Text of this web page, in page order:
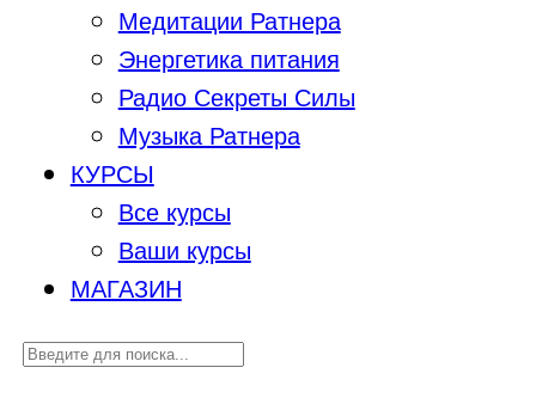
Медитации Ратнера
Энергетика питания
Радио Секреты Силы
Музыка Ратнера
КУРСЫ
Все курсы
Ваши курсы
МАГАЗИН